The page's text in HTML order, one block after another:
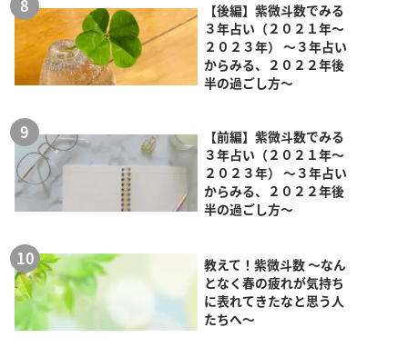
【後編】紫微斗数でみる
３年占い（２０２１年～
２０２３年） ～３年占い
からみる、２０２２年後
半の過ごし方～
【前編】紫微斗数でみる
３年占い（２０２１年～
２０２３年） ～３年占い
からみる、２０２２年後
半の過ごし方～
教えて！紫微斗数 ～なん
となく春の疲れが気持ち
に表れてきたなと思う人
たちへ～